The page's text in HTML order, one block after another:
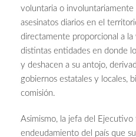
voluntaria o involuntariamente
asesinatos diarios en el
directamente proporcional a
distintas entidades en donde
y deshacen a su antojo,
gobiernos estatales y locales,
comisión.
Asimismo, la jefa del Ejecutivo
endeudamiento del país que